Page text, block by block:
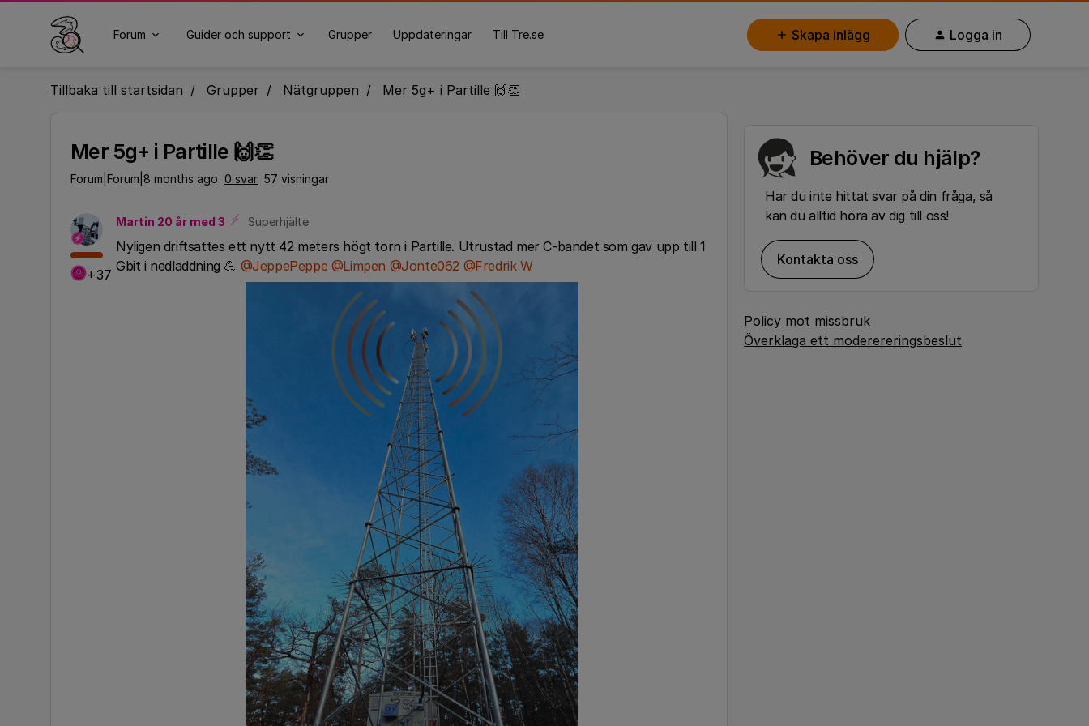
Forum Guider och support Grupper Uppdateringar Till Tre.se Skapa inlägg Logga in
Tillbaka till startsidan Grupper Nätgruppen Mer 5g+ i Partille 🙌👏
Mer 5g+ i Partille 🙌👏
Forum|Forum|8 months ago 0 svar 57 visningar
+37
Martin 20 år med 3 Superhjälte
Nyligen driftsattes ett nytt 42 meters högt torn i Partille. Utrustad mer C-bandet som gav upp till 1
Gbit i nedladdning 💪 ​ @JeppePeppe​ @Limpen @Jonte062 @Fredrik W
Behöver du hjälp?
Har du inte hittat svar på din fråga, så
kan du alltid höra av dig till oss!
Kontakta oss
Policy mot missbruk
Överklaga ett moderereringsbeslut